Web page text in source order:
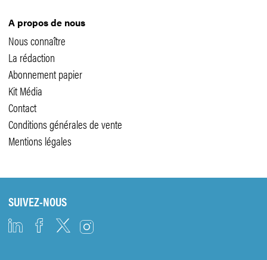
A propos de nous
Nous connaître
La rédaction
Abonnement papier
Kit Média
Contact
Conditions générales de vente
Mentions légales
SUIVEZ-NOUS